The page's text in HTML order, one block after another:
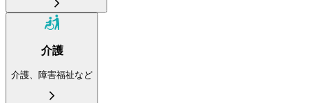
介護
介護、障害福祉など